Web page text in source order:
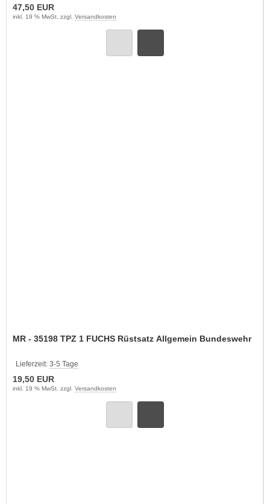
47,50 EUR
inkl. 19 % MwSt. zzgl. Versandkosten
MR - 35198 TPZ 1 FUCHS Rüstsatz Allgemein Bundeswehr
Lieferzeit: 3-5 Tage
19,50 EUR
inkl. 19 % MwSt. zzgl. Versandkosten